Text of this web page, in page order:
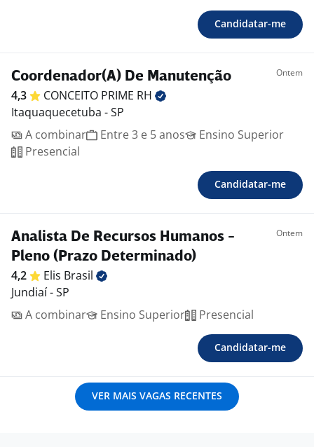
Candidatar-me
Coordenador(A) De Manutenção Ontem
4,3 CONCEITO PRIME RH
Itaquaquecetuba - SP
A combinar
Entre 3 e 5 anos
Ensino Superior
Presencial
Candidatar-me
Analista De Recursos Humanos -
Pleno (Prazo Determinado)
Ontem
4,2 Elis Brasil
Jundiaí - SP
A combinar
Ensino Superior Presencial
Candidatar-me
VER MAIS VAGAS RECENTES